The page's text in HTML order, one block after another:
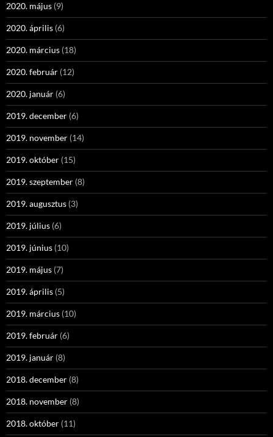
2020. május (9)
2020. április (6)
2020. március (18)
2020. február (12)
2020. január (6)
2019. december (6)
2019. november (14)
2019. október (15)
2019. szeptember (8)
2019. augusztus (3)
2019. július (6)
2019. június (10)
2019. május (7)
2019. április (5)
2019. március (10)
2019. február (6)
2019. január (8)
2018. december (8)
2018. november (8)
2018. október (11)